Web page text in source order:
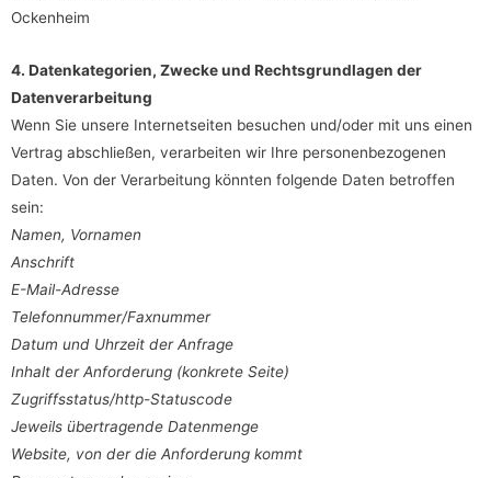
Ockenheim
4. Datenkategorien, Zwecke und Rechtsgrundlagen der
Datenverarbeitung
Wenn Sie unsere Internetseiten besuchen und/oder mit uns einen
Vertrag abschließen, verarbeiten wir Ihre personenbezogenen
Daten. Von der Verarbeitung könnten folgende Daten betroffen
sein:
Namen, Vornamen
Anschrift
E-Mail-Adresse
Telefonnummer/Faxnummer
Datum und Uhrzeit der Anfrage
Inhalt der Anforderung (konkrete Seite)
Zugriffsstatus/http-Statuscode
Jeweils übertragende Datenmenge
Website, von der die Anforderung kommt